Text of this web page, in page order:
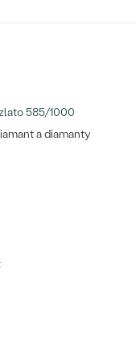
585/1000
a diamanty